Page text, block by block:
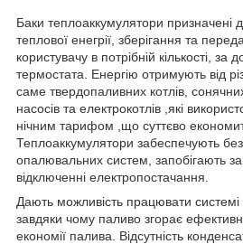
Баки теплоаккумулятори призначені
теплової енегрії, зберігання та
користувачу в потрібній кількості, за
термостата. Енергію отримують від
саме твердопаливних котлів,
насосів та електрокотлів ,які
нічним тарифом ,що суттєво
Теплоаккумулятори забеспечують
опалювальних систем, запобігають
відключенні електропостачання.
Дають можливість працювати системі
завдяки чому паливо згорає
економії палива. Відсутність